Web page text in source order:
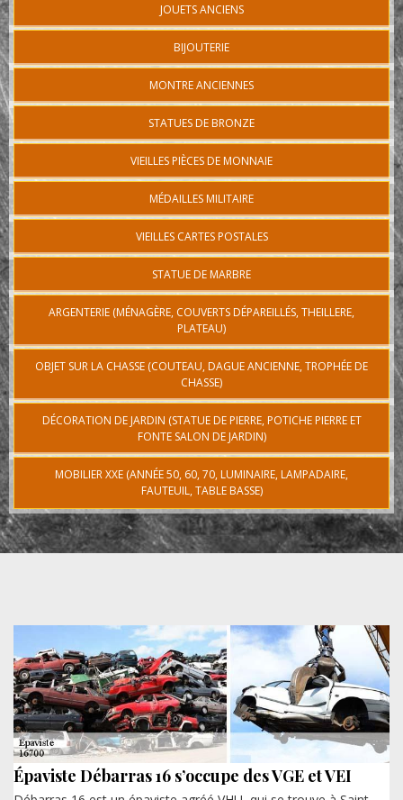
JOUETS ANCIENS
BIJOUTERIE
MONTRE ANCIENNES
STATUES DE BRONZE
VIEILLES PIÈCES DE MONNAIE
MÉDAILLES MILITAIRE
VIEILLES CARTES POSTALES
STATUE DE MARBRE
ARGENTERIE (MÉNAGÈRE, COUVERTS DÉPAREILLÉS, THEILLERE,
PLATEAU)
OBJET SUR LA CHASSE (COUTEAU, DAGUE ANCIENNE, TROPHÉE DE
CHASSE)
DÉCORATION DE JARDIN (STATUE DE PIERRE, POTICHE PIERRE ET
FONTE SALON DE JARDIN)
MOBILIER XXE (ANNÉE 50, 60, 70, LUMINAIRE, LAMPADAIRE,
FAUTEUIL, TABLE BASSE)
Épaviste Débarras 16 s’occupe des VGE et VEI